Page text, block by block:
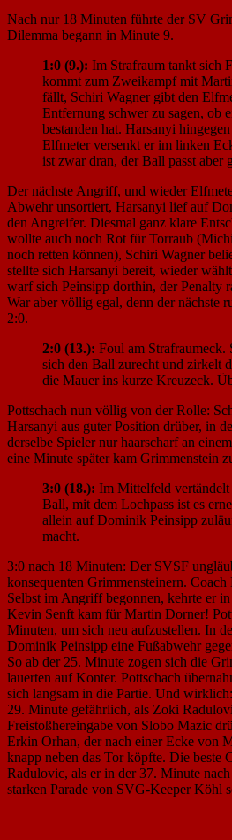
Nach nur 18 Minuten führte der SV
Dilemma begann in Minute 9.
1:0 (9.): Im Strafraum tankt sich
kommt zum Zweikampf mit
fällt, Schiri Wagner gibt den
Entfernung schwer zu sagen, ob
bestanden hat. Harsanyi
Elfmeter versenkt er im linken
ist zwar dran, der Ball passt aber
Der nächste Angriff, und wieder
Abwehr unsortiert, Harsanyi lief auf
den Angreifer. Diesmal ganz klare
wollte auch noch Rot für Torraub
noch retten können), Schiri Wagner
stellte sich Harsanyi bereit, wieder
warf sich Peinsipp dorthin, der Penalty
War aber völlig egal, denn der nächste
2:0.
2:0 (13.): Foul am Strafraumeck.
sich den Ball zurecht und zirkelt
die Mauer ins kurze Kreuzeck.
Pottschach nun völlig von der Rolle:
Harsanyi aus guter Position drüber, in
derselbe Spieler nur haarscharf an
eine Minute später kam Grimmenstein
3:0 (18.): Im Mittelfeld
Ball, mit dem Lochpass ist es
allein auf Dominik Peinsipp
macht.
3:0 nach 18 Minuten: Der SVSF
konsequenten Grimmensteinern.
Selbst im Angriff begonnen, kehrte er
Kevin Senft kam für Martin Dorner!
Minuten, um sich neu aufzustellen. In
Dominik Peinsipp eine Fußabwehr
So ab der 25. Minute zogen sich die
lauerten auf Konter. Pottschach
sich langsam in die Partie. Und
29. Minute gefährlich, als Zoki
Freistoßhereingabe von Slobo Mazic
Erkin Orhan, der nach einer Ecke von
knapp neben das Tor köpfte. Die beste
Radulovic, als er in der 37. Minute
starken Parade von SVG-Keeper Köhl